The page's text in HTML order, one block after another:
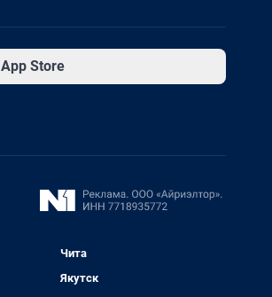
App Store
Чита
Якутск